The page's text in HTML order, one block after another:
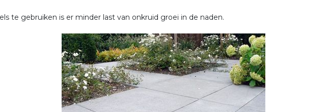
te gebruiken is er minder last van onkruid groei in de naden.